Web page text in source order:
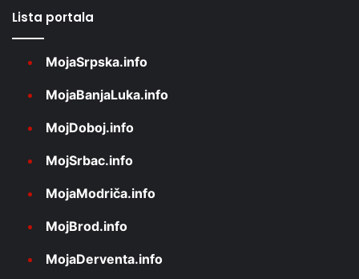
Lista portala
MojaSrpska.info
MojaBanjaLuka.info
MojDoboj.info
MojSrbac.info
MojaModriča.info
MojBrod.info
MojaDerventa.info